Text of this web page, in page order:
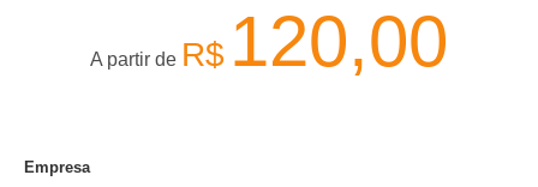
A partir de R$ 120,00
Empresa